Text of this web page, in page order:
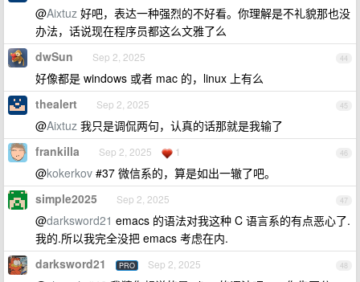
@Aixtuz 好吧，表达一种强烈的不好看。你理解是不礼貌那也没
办法，话说现在程序员都这么文雅了么
44
dwSun Sep 2, 2025
好像都是 windows 或者 mac 的，linux 上有么
45
thealert Sep 2, 2025
@Aixtuz 我只是调侃两句，认真的话那就是我输了
46
frankilla Sep 2, 2025 1
@kokerkov #37 微信系的，算是如出一辙了吧。
47
simple2025 Sep 2, 2025
@darksword21 emacs 的语法对我这种 C 语言系的有点恶心了.
我的.所以我完全没把 emacs 考虑在内.
48
darksword21 PRO Sep 2, 2025